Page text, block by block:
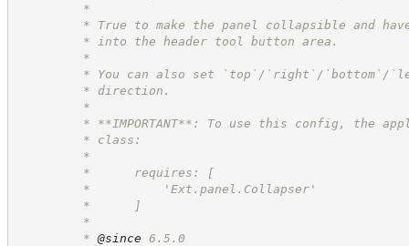
*
* True to make the panel collapsible and have
* into the header tool button area.
*
* You can also set `top`/`right`/`bottom`/
* direction.
*
* **IMPORTANT**: To use this config, the
* class:
*
*      requires: [
*          'Ext.panel.Collapser'
*      ]
*
* @since 6.5.0